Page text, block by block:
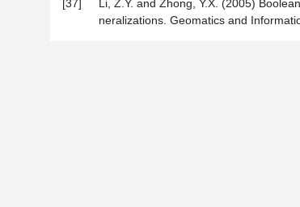
[37]
Li, Z.Y. and Zhong, Y.X. (2005)
neralizations. Geomatics and